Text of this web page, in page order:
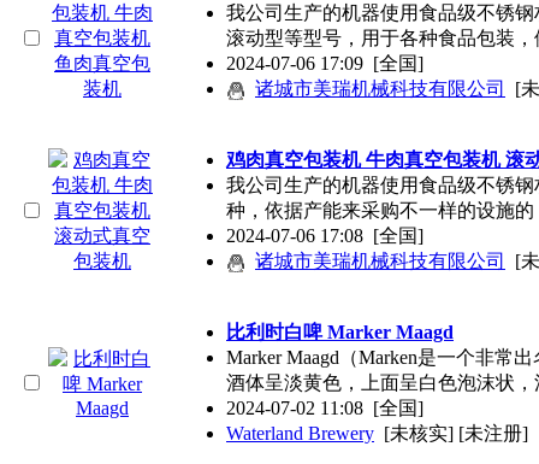
我公司生产的机器使用食品级不锈钢
滚动型等型号，用于各种食品包装，
2024-07-06 17:09 [全国]
诸城市美瑞机械科技有限公司
[
鸡肉真空包装机 牛肉真空包装机 滚
我公司生产的机器使用食品级不锈
种，依据产能来采购不一样的设施的
2024-07-06 17:08 [全国]
诸城市美瑞机械科技有限公司
[
比利时白啤 Marker Maagd
Marker Maagd（Marken是一个非常
酒体呈淡黄色，上面呈白色泡沫状，
2024-07-02 11:08 [全国]
Waterland Brewery [未核实] [未注册]